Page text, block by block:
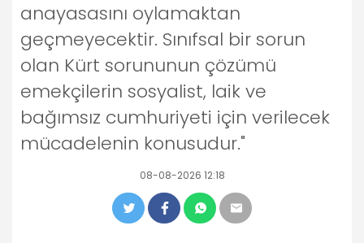
anayasasını oylamaktan
geçmeyecektir. Sınıfsal bir sorun
olan Kürt sorununun çözümü
emekçilerin sosyalist, laik ve
bağımsız cumhuriyeti için verilecek
mücadelenin konusudur."
08-08-2026 12:18